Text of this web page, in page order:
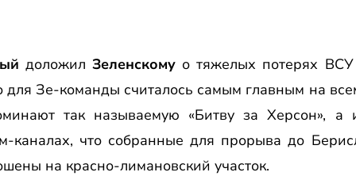
доложил Зеленскомуо тяжелых потерях ВСУ
для Зе-команды считалось самым главным на
так называемую «Битву за Херсон», а
каналах, что собранные для прорыва до
на красно-лимановский участок.